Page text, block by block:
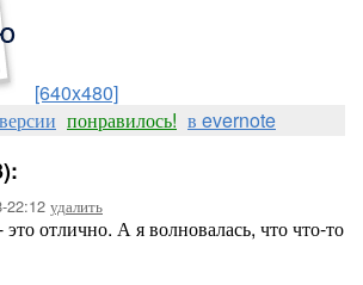
[640x480]
понравилось! в evernote
22:12 удалить
отлично. А я волновалась, что что-то